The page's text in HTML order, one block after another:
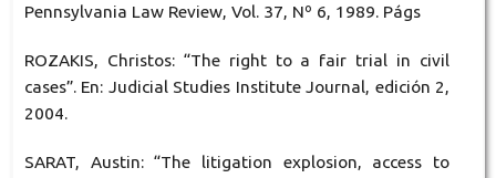
Pennsylvania Law Review, Vol. 37, Nº 6, 1989. Págs
ROZAKIS, Christos: “The right to a fair trial in civil
cases”. En: Judicial Studies Institute Journal, edición 2,
2004.
SARAT, Austin: “The litigation explosion, access to